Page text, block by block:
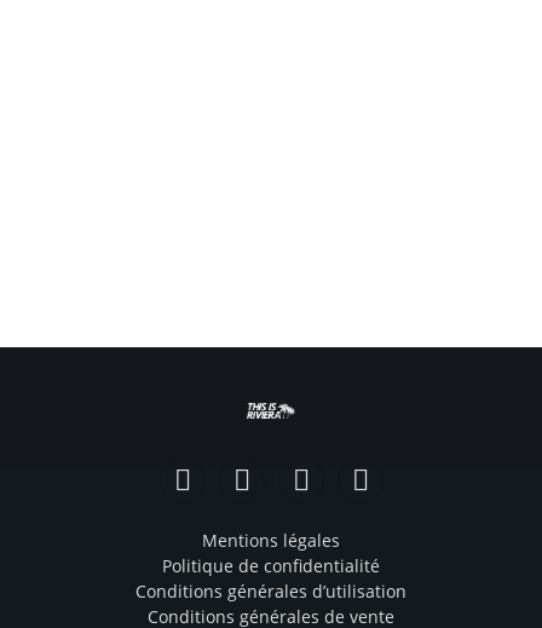
FacebookInstagramTikTok YouTube
Mentions légales
Politique de confidentialité
Conditions générales d’utilisation
Conditions générales de vente